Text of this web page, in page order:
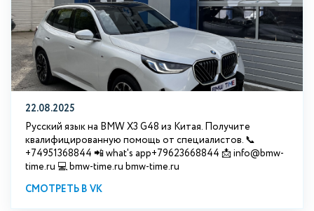
22.08.2025
Русский язык на BMW X3 G48 из Китая. Получите
квалифицированную помощь от специалистов. 📞
+74951368844 📲 what's app+79623668844 📩 info@bmw-
time.ru 💻 bmw-time.ru bmw-time.ru
СМОТРЕТЬ В VK